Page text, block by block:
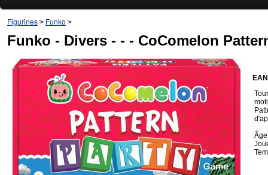
Figurines > Funko >
Funko - Divers - - - CoComelon